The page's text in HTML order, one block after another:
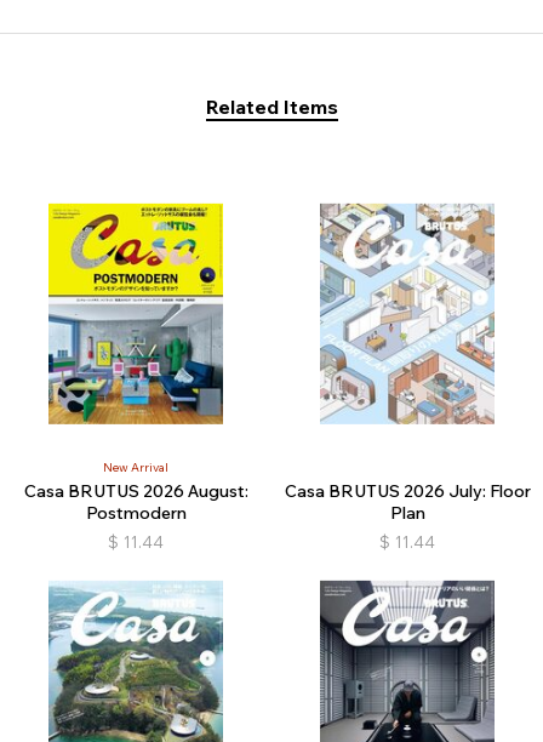
Related Items
New Arrival
Casa BRUTUS 2026 August:
Postmodern
$ 11.44
Casa BRUTUS 2026 July: Floor
Plan
$ 11.44